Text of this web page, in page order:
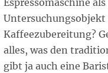
Espressomaschine
Untersuchungsobjekt
Kaffeezubereitung?
alles, was den
gibt ja auch eine